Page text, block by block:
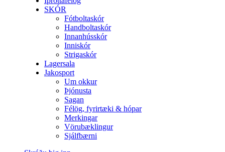
SKÓR
Fótboltaskór
Handboltaskór
Innanhússkór
Inniskór
Strigaskór
Lagersala
Jakosport
Um okkur
Þjónusta
Sagan
Félög, fyrirtæki & hópar
Merkingar
Vörubæklingur
Sjálfbærni